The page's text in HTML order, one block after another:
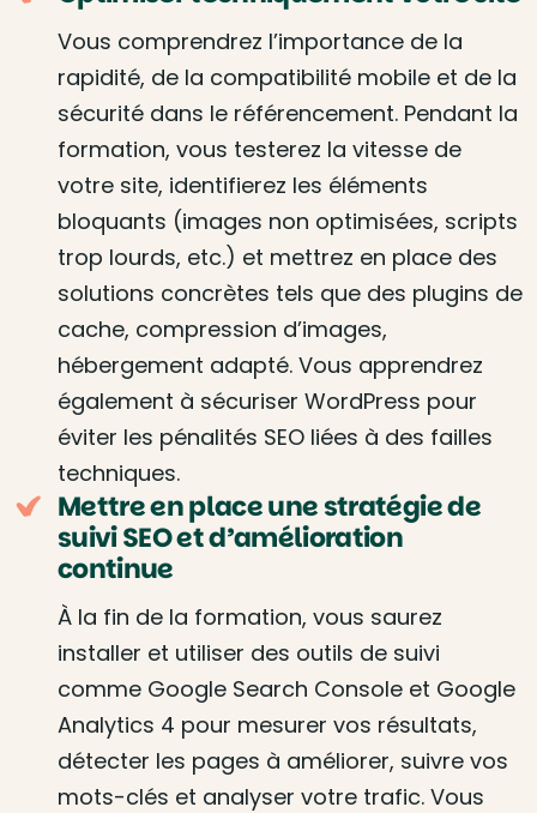
Vous comprendrez l’importance de la
rapidité, de la compatibilité mobile et de la
sécurité dans le référencement. Pendant la
formation, vous testerez la vitesse de
votre site, identifierez les éléments
bloquants (images non optimisées, scripts
trop lourds, etc.) et mettrez en place des
solutions concrètes tels que des plugins de
cache, compression d’images,
hébergement adapté. Vous apprendrez
également à sécuriser WordPress pour
éviter les pénalités SEO liées à des failles
techniques.
Mettre en place une stratégie de
suivi SEO et d’amélioration
continue
À la fin de la formation, vous saurez
installer et utiliser des outils de suivi
comme Google Search Console et Google
Analytics 4 pour mesurer vos résultats,
détecter les pages à améliorer, suivre vos
mots-clés et analyser votre trafic. Vous